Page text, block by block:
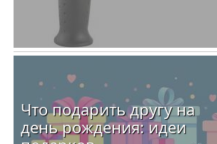
Что подарить другу на
день рождения: идеи